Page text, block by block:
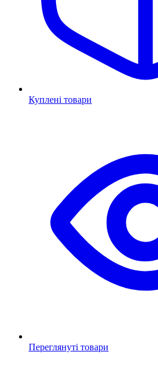
Куплені товари
Переглянуті товари